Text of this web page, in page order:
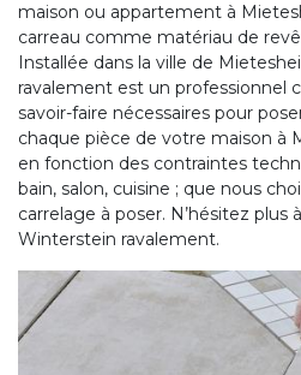
maison ou appartement à
carreau comme matériau de
Installée dans la ville de
ravalement est un professionnel
savoir-faire nécessaires pour
chaque pièce de votre maison à
en fonction des contraintes
bain, salon, cuisine ; que nous
carrelage à poser. N’hésitez plus
Winterstein ravalement.